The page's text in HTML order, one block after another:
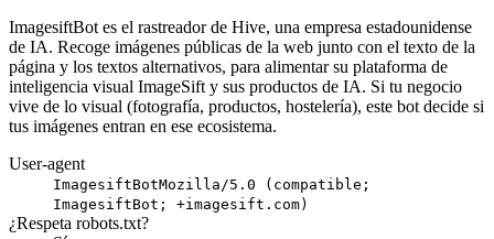
ImagesiftBot es el rastreador de Hive, una empresa estadounidense
de IA. Recoge imágenes públicas de la web junto con el texto de la
página y los textos alternativos, para alimentar su plataforma de
inteligencia visual ImageSift y sus productos de IA. Si tu negocio
vive de lo visual (fotografía, productos, hostelería), este bot decide si
tus imágenes entran en ese ecosistema.
User-agent
ImagesiftBotMozilla/5.0 (compatible;
ImagesiftBot; +imagesift.com)
¿Respeta robots.txt?